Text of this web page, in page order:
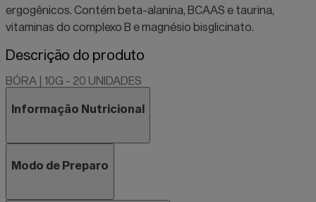
ergogênicos. Contém beta-alanina, BCAAS e taurina,
vitaminas do complexo B e magnésio bisglicinato.
Descrição do produto
BÓRA | 10G - 20 UNIDADES
Informação Nutricional
Modo de Preparo